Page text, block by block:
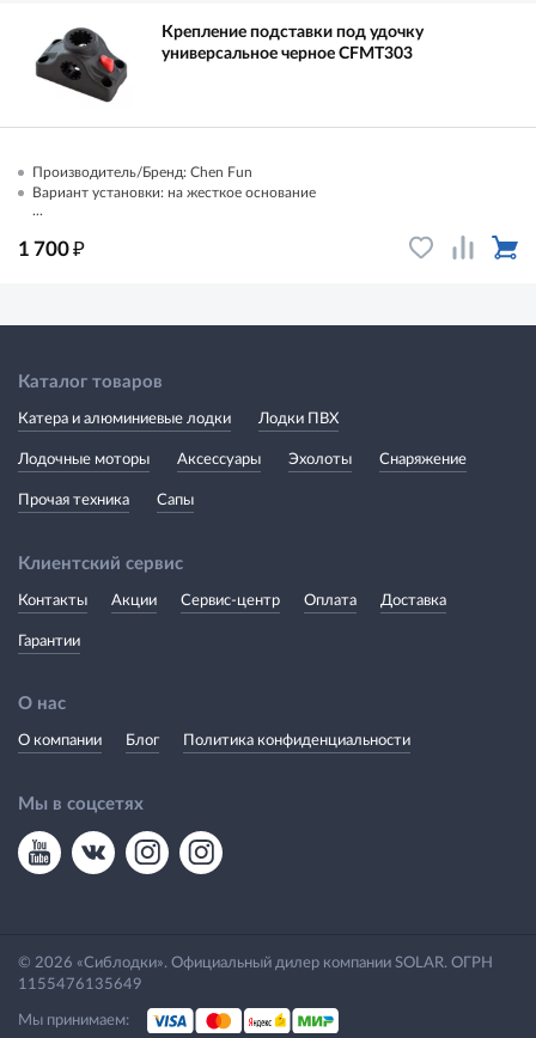
Крепление подставки под удочку
универсальное черное CFMT303
Производитель/Бренд: Chen Fun
Вариант установки: на жесткое основание
...
1 700₽
Каталог товаров
Катера и алюминиевые лодки Лодки ПВХ
Лодочные моторы Аксессуары Эхолоты Снаряжение
Прочая техника Сапы
Клиентский сервис
Контакты Акции Сервис-центр Оплата Доставка
Гарантии
О нас
О компании Блог Политика конфиденциальности
Мы в соцсетях
© 2026 «Сиблодки». Официальный дилер компании SOLAR. ОГРН
1155476135649
Мы принимаем: